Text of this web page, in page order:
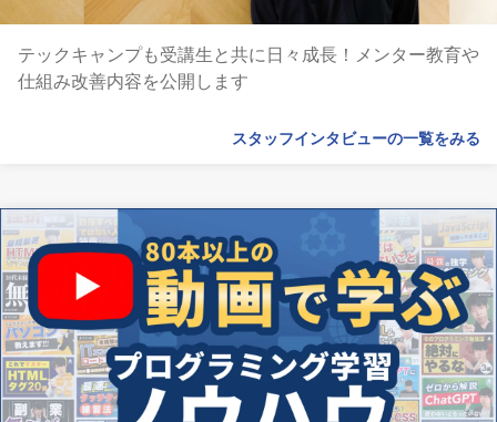
テックキャンプも受講生と共に日々成長！メンター教育や
仕組み改善内容を公開します
スタッフインタビューの一覧をみる